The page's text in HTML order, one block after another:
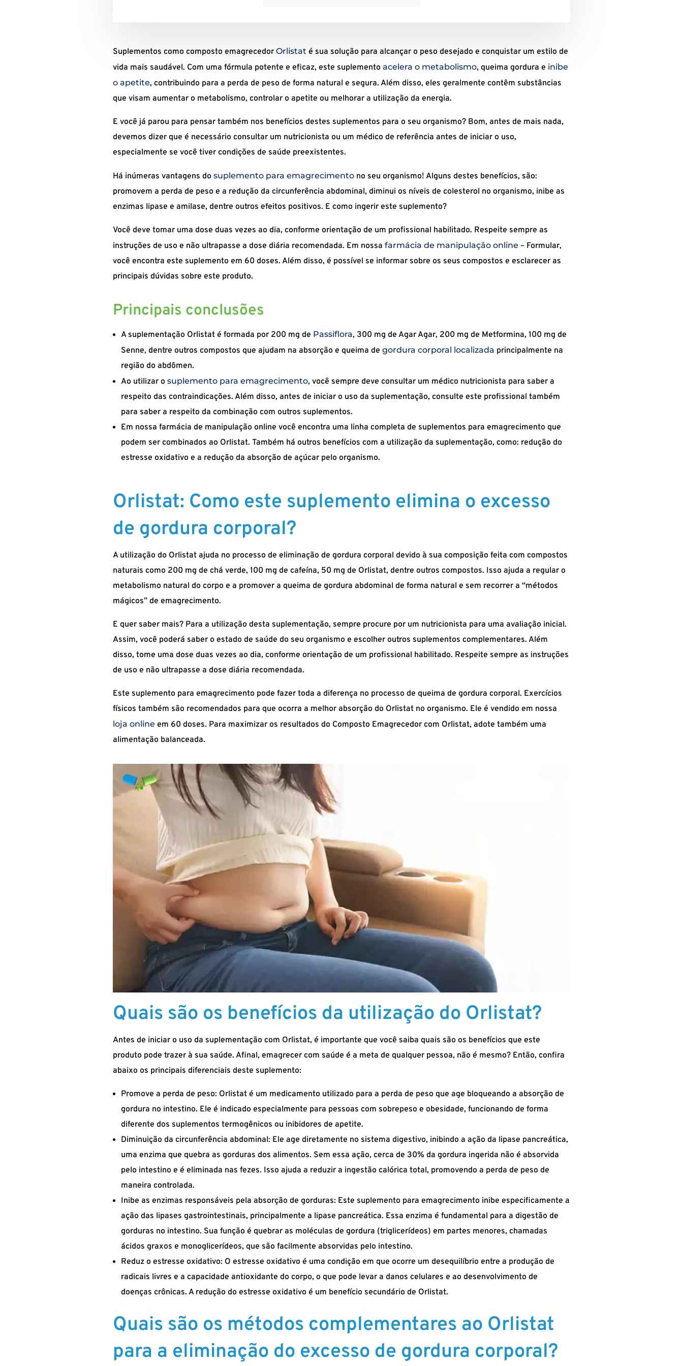
Suplementos como composto emagrecedor Orlistat é sua solução para alcançar o peso desejado e conquistar um estilo de
vida mais saudável. Com uma fórmula potente e eficaz, este suplemento acelera o metabolismo, queima gordura e inibe
o apetite, contribuindo para a perda de peso de forma natural e segura. Além disso, eles geralmente contêm substâncias
que visam aumentar o metabolismo, controlar o apetite ou melhorar a utilização da energia.
E você já parou para pensar também nos benefícios destes suplementos para o seu organismo? Bom, antes de mais nada,
devemos dizer que é necessário consultar um nutricionista ou um médico de referência antes de iniciar o uso,
especialmente se você tiver condições de saúde preexistentes.
Há inúmeras vantagens do suplemento para emagrecimento no seu organismo! Alguns destes benefícios, são:
promovem a perda de peso e a redução da circunferência abdominal, diminui os níveis de colesterol no organismo, inibe as
enzimas lipase e amilase, dentre outros efeitos positivos. E como ingerir este suplemento?
Você deve tomar uma dose duas vezes ao dia, conforme orientação de um profissional habilitado. Respeite sempre as
instruções de uso e não ultrapasse a dose diária recomendada. Em nossa farmácia de manipulação online – Formular,
você encontra este suplemento em 60 doses. Além disso, é possível se informar sobre os seus compostos e esclarecer as
principais dúvidas sobre este produto.
Principais conclusões
A suplementação Orlistat é formada por 200 mg de Passiflora, 300 mg de Agar Agar, 200 mg de Metformina, 100 mg de
Senne, dentre outros compostos que ajudam na absorção e queima de gordura corporal localizada principalmente na
região do abdômen.
Ao utilizar o suplemento para emagrecimento, você sempre deve consultar um médico nutricionista para saber a
respeito das contraindicações. Além disso, antes de iniciar o uso da suplementação, consulte este profissional também
para saber a respeito da combinação com outros suplementos.
Em nossa farmácia de manipulação online você encontra uma linha completa de suplementos para emagrecimento que
podem ser combinados ao Orlistat. Também há outros benefícios com a utilização da suplementação, como: redução do
estresse oxidativo e a redução da absorção de açúcar pelo organismo.
Orlistat: Como este suplemento elimina o excesso
de gordura corporal?
A utilização do Orlistat ajuda no processo de eliminação de gordura corporal devido à sua composição feita com compostos
naturais como 200 mg de chá verde, 100 mg de cafeína, 50 mg de Orlistat, dentre outros compostos. Isso ajuda a regular o
metabolismo natural do corpo e a promover a queima de gordura abdominal de forma natural e sem recorrer a “métodos
mágicos” de emagrecimento.
E quer saber mais? Para a utilização desta suplementação, sempre procure por um nutricionista para uma avaliação inicial.
Assim, você poderá saber o estado de saúde do seu organismo e escolher outros suplementos complementares. Além
disso, tome uma dose duas vezes ao dia, conforme orientação de um profissional habilitado. Respeite sempre as instruções
de uso e não ultrapasse a dose diária recomendada.
Este suplemento para emagrecimento pode fazer toda a diferença no processo de queima de gordura corporal. Exercícios
físicos também são recomendados para que ocorra a melhor absorção do Orlistat no organismo. Ele é vendido em nossa
loja online em 60 doses. Para maximizar os resultados do Composto Emagrecedor com Orlistat, adote também uma
alimentação balanceada.
Quais são os benefícios da utilização do Orlistat?
Antes de iniciar o uso da suplementação com Orlistat, é importante que você saiba quais são os benefícios que este
produto pode trazer à sua saúde. Afinal, emagrecer com saúde é a meta de qualquer pessoa, não é mesmo? Então, confira
abaixo os principais diferenciais deste suplemento:
Promove a perda de peso: Orlistat é um medicamento utilizado para a perda de peso que age bloqueando a absorção de
gordura no intestino. Ele é indicado especialmente para pessoas com sobrepeso e obesidade, funcionando de forma
diferente dos suplementos termogênicos ou inibidores de apetite.
Diminuição da circunferência abdominal: Ele age diretamente no sistema digestivo, inibindo a ação da lipase pancreática,
uma enzima que quebra as gorduras dos alimentos. Sem essa ação, cerca de 30% da gordura ingerida não é absorvida
pelo intestino e é eliminada nas fezes. Isso ajuda a reduzir a ingestão calórica total, promovendo a perda de peso de
maneira controlada.
Inibe as enzimas responsáveis pela absorção de gorduras: Este suplemento para emagrecimento inibe especificamente a
ação das lipases gastrointestinais, principalmente a lipase pancreática. Essa enzima é fundamental para a digestão de
gorduras no intestino. Sua função é quebrar as moléculas de gordura (triglicerídeos) em partes menores, chamadas
ácidos graxos e monoglicerídeos, que são facilmente absorvidas pelo intestino.
Reduz o estresse oxidativo: O estresse oxidativo é uma condição em que ocorre um desequilíbrio entre a produção de
radicais livres e a capacidade antioxidante do corpo, o que pode levar a danos celulares e ao desenvolvimento de
doenças crônicas. A redução do estresse oxidativo é um benefício secundário de Orlistat.
Quais são os métodos complementares ao Orlistat
para a eliminação do excesso de gordura corporal?